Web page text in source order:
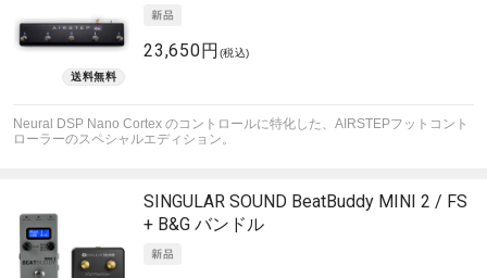
23,650円 (税込)
Neural DSP Nano Cortex のコントロールに特化した、AIRSTEPフットコント
ローラーのスペシャルエディション。
SINGULAR SOUND BeatBuddy MINI 2 / FS
+ B&G バンドル